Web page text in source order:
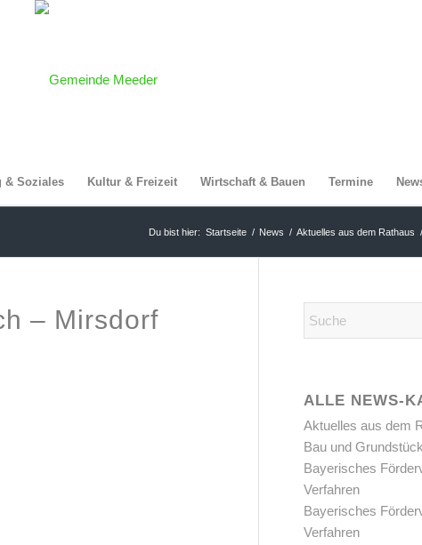
& Soziales Kultur & Freizeit Wirtschaft & Bauen Termine
Du bist hier: Startseite / News / Aktuelles aus dem Rathaus /
– Mirsdorf
ALLE NEWS-
Aktuelles aus dem
Bau und
Bayerisches
Verfahren
Bayerisches
Verfahren